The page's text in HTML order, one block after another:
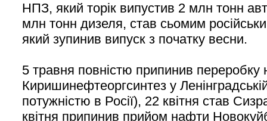
НПЗ, який торік випустив 2 млн тонн
млн тонн дизеля, став сьомим
який зупинив випуск з початку весни.
5 травня повністю припинив переробку
Киришинефтеоргсинтез у
потужністю в Росії), 22 квітня став
квітня припинив прийом нафти